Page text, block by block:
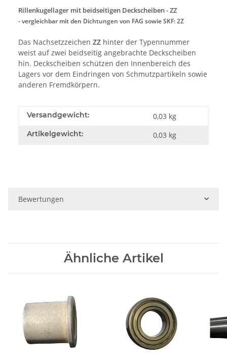
Rillenkugellager mit beidseitigen Deckscheiben - ZZ
- vergleichbar mit den Dichtungen von FAG sowie SKF: 2Z
Das Nachsetzzeichen ZZ hinter der Typennummer
weist auf zwei beidseitig angebrachte Deckscheiben
hin. Deckscheiben schützen den Innenbereich des
Lagers vor dem Eindringen von Schmutzpartikeln sowie
anderen Fremdkörpern.
Versandgewicht: 0,03 kg
Artikelgewicht: 0,03 kg
Bewertungen
Ähnliche Artikel